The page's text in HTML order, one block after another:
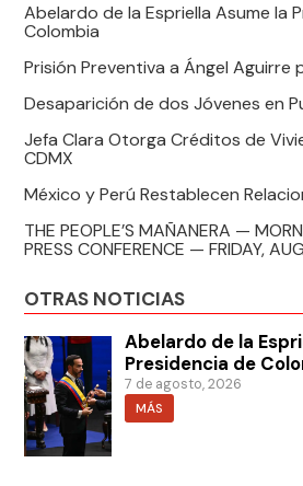
Abelardo de la Espriella Asume la
Colombia
Prisión Preventiva a Ángel Aguirre
Desaparición de dos Jóvenes en
Jefa Clara Otorga Créditos de
CDMX
México y Perú Restablecen
THE PEOPLE’S MAÑANERA —
PRESS CONFERENCE — FRIDAY,
OTRAS NOTICIAS
Abelardo de la
Presidencia de
7 de agosto, 2026
MÁS